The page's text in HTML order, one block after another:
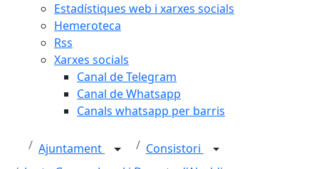
Estadístiques web i xarxes socials
Hemeroteca
Rss
Xarxes socials
Canal de Telegram
Canal de Whatsapp
Canals whatsapp per barris
Ajuntament
Consistori